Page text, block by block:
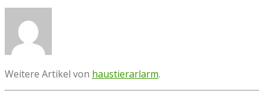
Weitere Artikel von haustierarlarm.